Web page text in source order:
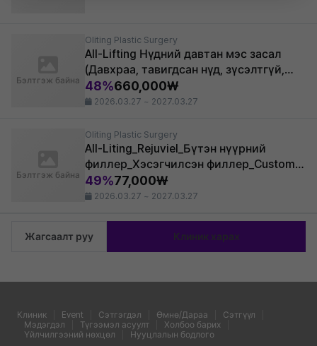
Бэлтгэж байна
Oliting Plastic Surgery
All-Lifting Нүдний давтан мэс засал
(Давхраа, тавигдсан нүд, зүсэлтгүй,
хэлбэр засах)
48%660,000₩
2026.03.27 ~ 2027.03.27
Бэлтгэж байна
Oliting Plastic Surgery
All-Liting_Rejuviel_Бүтэн нүүрний
филлер_Хэсэгчилсэн филлер_Custom
филлер
49%77,000₩
2026.03.27 ~ 2027.03.27
Жагсаалт руу Клиник харах
Клиник Event Сэтгэгдэл Өмнө/Дараа
Сэтгүүл
Мэдэгдэл
Түгээмэл асуулт
Холбоо барих
Үйлчилгээний нөхцөл
Нууцлалын бодлого